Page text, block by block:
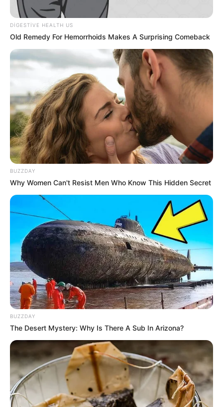
69 0 0
11:49 / 06 Avqust 2026 CƏMİYYƏT
Zəncirvari qəza -
0
11:40 / 06 Avqust 2026 CƏMİYYƏT
Cənubi Qafqazda kommunikasiyaların
açılması İran üçün hansı nəticələri vəd
edir? —
ŞƏRH
77 0 0
DIGESTIVE HEALTH US
Old Remedy For Hemorrhoids Makes A Surprising Comeback
BUZZDAY
Why Women Can't Resist Men Who Know This Hidden Secret
BUZZDAY
The Desert Mystery: Why Is There A Sub In Arizona?